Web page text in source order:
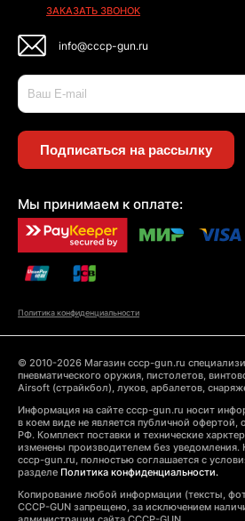
ЗАКАЗАТЬ ЗВОНОК
info@cccp-gun.ru
Подписаться на рассылку
Мы принимаем к оплате:
Политика конфиденциальности
© 2010-2026 Магазин cccp-gun.ru
пневматического оружия, пистолетов,
Airsoft (страйкбол), луков, арбалетов,
Информация на сайте cccp-gun.ru носит
в коем виде не является публичной офертой,
РФ. Комплект поставки и технические
изменены производителем без уведомления.
cccp-gun.ru, полностью соглашается с
разделе Политика конфиденциальности.
Копирование любой информации (тексты,
CCCP-GUN запрещено, за исключением